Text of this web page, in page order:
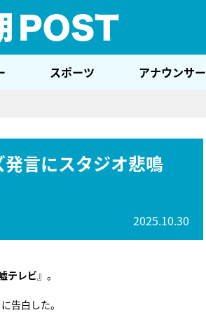
スポーツ アナウンサー
言にスタジオ悲鳴
2025.10.30
テレビ』。
告白した。